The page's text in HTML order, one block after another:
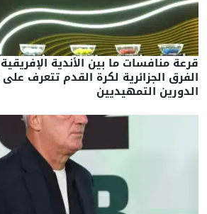
الفرق الجزائرية لكرة القدم تتعرف
الدورين التمهيديين